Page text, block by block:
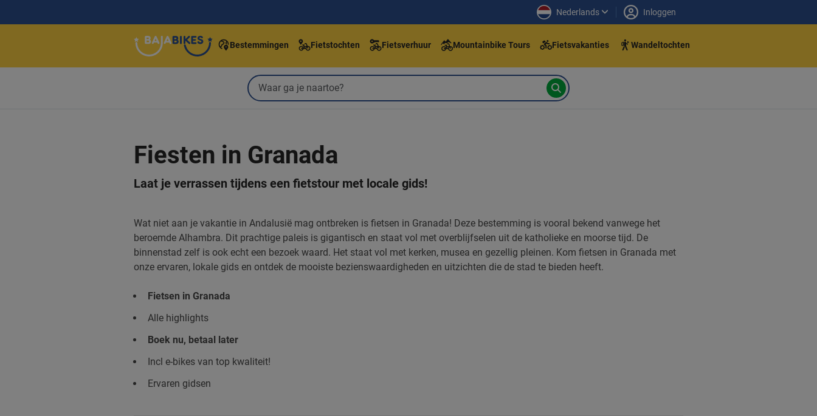
Nederlands Inloggen
Bestemmingen Fietstochten Fietsverhuur Mountainbike Tours Fietsvakanties Wandeltochten
Fiesten in Granada
Laat je verrassen tijdens een fietstour met locale gids!
Wat niet aan je vakantie in Andalusië mag ontbreken is fietsen in Granada! Deze bestemming is vooral bekend vanwege het
beroemde Alhambra. Dit prachtige paleis is gigantisch en staat vol met overblijfselen uit de katholieke en moorse tijd. De
binnenstad zelf is ook echt een bezoek waard. Het staat vol met kerken, musea en gezellig pleinen. Kom fietsen in Granada met
onze ervaren, lokale gids en ontdek de mooiste bezienswaardigheden en uitzichten die de stad te bieden heeft.
Fietsen in Granada
Alle highlights
Boek nu, betaal later
Incl e-bikes van top kwaliteit!
Ervaren gidsen